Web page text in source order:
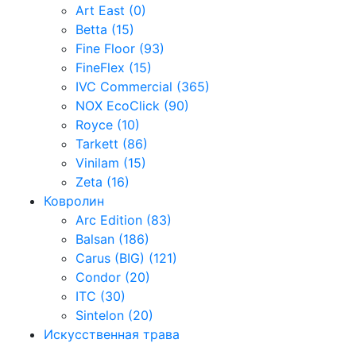
Art East (0)
Betta (15)
Fine Floor (93)
FineFlex (15)
IVC Commercial (365)
NOX EcoClick (90)
Royce (10)
Tarkett (86)
Vinilam (15)
Zeta (16)
Ковролин
Arc Edition (83)
Balsan (186)
Carus (BIG) (121)
Condor (20)
ITC (30)
Sintelon (20)
Искусственная трава